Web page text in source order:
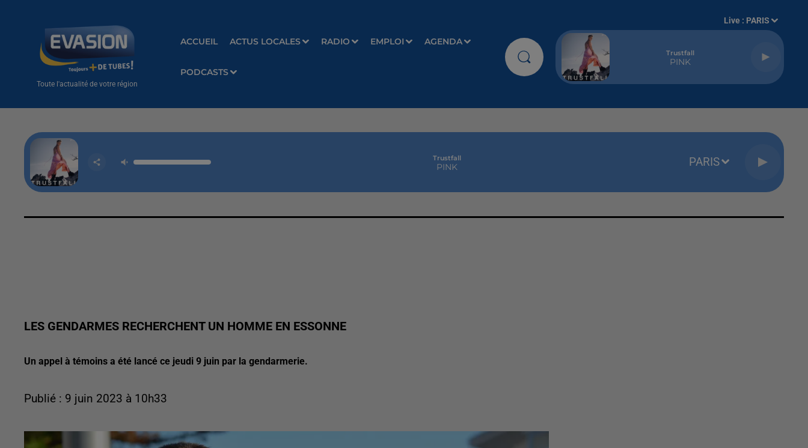
Toute l'actualité de votre région
ACCUEIL ACTUS LOCALES RADIO EMPLOI AGENDA
PODCASTS
Live : PARIS
Trustfall
PINK
Trustfall
PINK PARIS
LES GENDARMES RECHERCHENT UN HOMME EN ESSONNE
Un appel à témoins a été lancé ce jeudi 9 juin par la gendarmerie.
Publié : 9 juin 2023 à 10h33